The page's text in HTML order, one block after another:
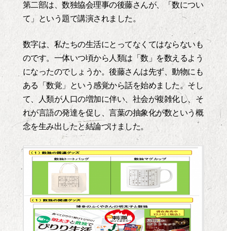
第二部は、数独協会理事の後藤さんが、「数につい
て」という題で講演されました。
数字は、私たちの生活にとってなくてはならないも
のです。一体いつ頃から人類は「数」を数えるよう
になったのでしょうか。後藤さんは先ず、動物にも
ある「数覚」という感覚から話を始めました。そし
て、人類が人口の増加に伴い、社会が複雑化し、そ
れが言語の発達を促し、言葉の抽象化が数という概
念を生み出したと結論づけました。